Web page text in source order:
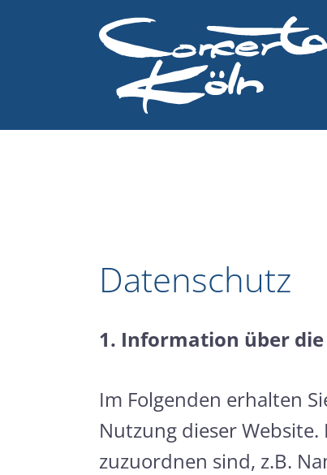
Datenschutz
1. Information über
Im Folgenden erhalten
Nutzung dieser
zuzuordnen sind, z.B.